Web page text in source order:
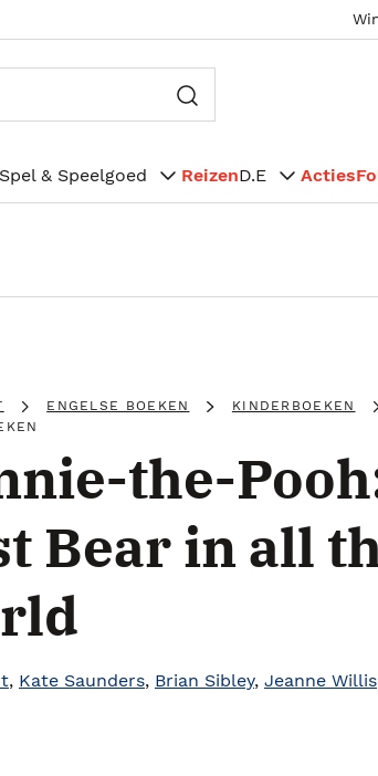
Spel & Speelgoed ReizenD.E Acties
ENGELSE BOEKEN KINDERBOEKEN
the-
Bear in all
, Kate Saunders, Brian Sibley, Jeanne Willis